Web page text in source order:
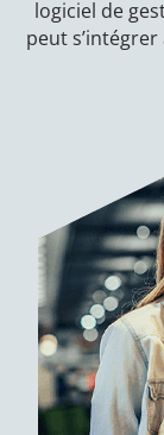
logiciel de
peut